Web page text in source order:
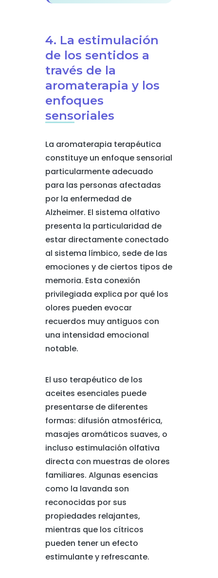
4. La estimulación
de los sentidos a
través de la
aromaterapia y los
enfoques
sensoriales
La aromaterapia terapéutica
constituye un enfoque sensorial
particularmente adecuado
para las personas afectadas
por la enfermedad de
Alzheimer. El sistema olfativo
presenta la particularidad de
estar directamente conectado
al sistema límbico, sede de las
emociones y de ciertos tipos de
memoria. Esta conexión
privilegiada explica por qué los
olores pueden evocar
recuerdos muy antiguos con
una intensidad emocional
notable.
El uso terapéutico de los
aceites esenciales puede
presentarse de diferentes
formas: difusión atmosférica,
masajes aromáticos suaves, o
incluso estimulación olfativa
directa con muestras de olores
familiares. Algunas esencias
como la lavanda son
reconocidas por sus
propiedades relajantes,
mientras que los cítricos
pueden tener un efecto
estimulante y refrescante.